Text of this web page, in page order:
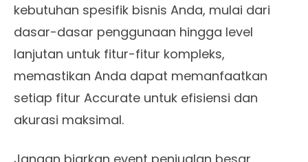
kebutuhan spesifik bisnis Anda, mulai dari
dasar-dasar penggunaan hingga level
lanjutan untuk fitur-fitur kompleks,
memastikan Anda dapat memanfaatkan
setiap fitur Accurate untuk efisiensi dan
akurasi maksimal.